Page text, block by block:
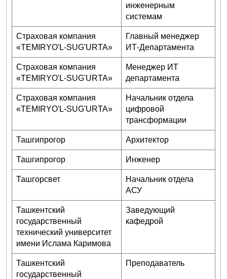
инженерным
системам
Страховая компания
«TEMIRYO'L-SUG'URTA»
Главный менеджер
ИТ-Департамента
Страховая компания
«TEMIRYO'L-SUG'URTA»
Менеджер ИТ
департамента
Страховая компания
«TEMIRYO'L-SUG'URTA»
Начальник отдела
цифровой
трансформации
Ташгипрогор Архитектор
Ташгипрогор Инженер
Ташгорсвет
Начальник отдела
АСУ
Ташкентский
государственный
технический университет
имени Ислама Каримова
Заведующий
кафедрой
Ташкентский
государственный
Преподаватель